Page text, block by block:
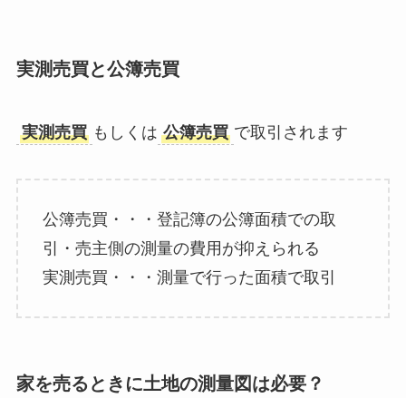
実測売買と公簿売買
実測売買 もしくは 公簿売買 で取引されます
公簿売買・・・登記簿の公簿面積での取
引・売主側の測量の費用が抑えられる
実測売買・・・測量で行った面積で取引
家を売るときに土地の測量図は必要？